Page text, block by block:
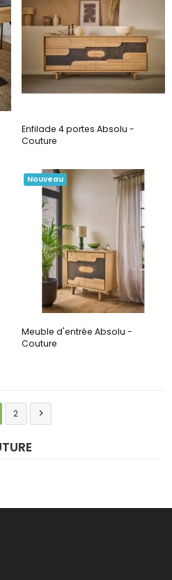
Enfilade 4 portes Absolu -
Couture
Nouveau
Meuble d'entrée Absolu -
Couture
2 